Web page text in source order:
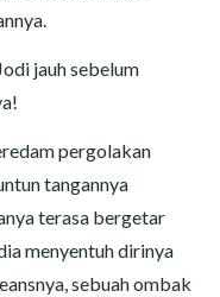
jauh sebelum
pergolakan
tangannya
terasa bergetar
menyentuh dirinya
sebuah ombak